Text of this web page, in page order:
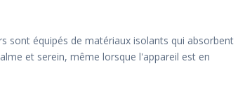
sont équipés de matériaux isolants qui absorbent
et serein, même lorsque l'appareil est en